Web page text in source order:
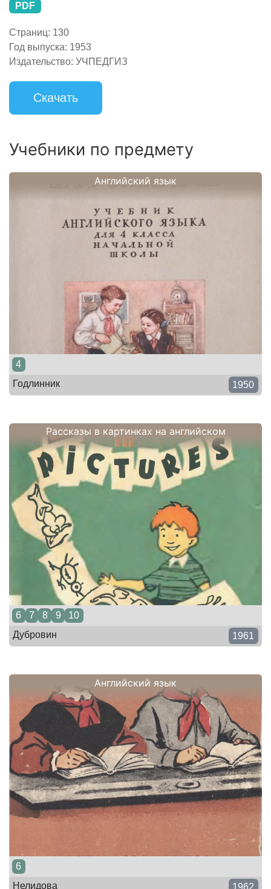
PDF
Страниц: 130
Год выпуска: 1953
Издательство: УЧПЕДГИЗ
Скачать
Учебники по предмету
Английский язык
4
Годлинник
1950
Рассказы в картинках на английском
6 7 8 9
10
Дубровин
1961
Английский язык
6
Нелидова
1962